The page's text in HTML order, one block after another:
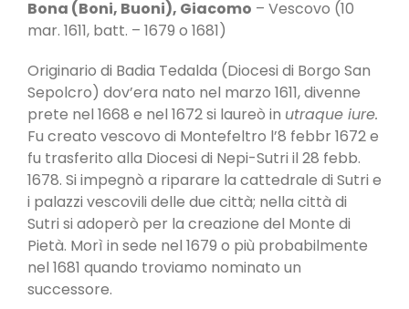
Bona (Boni, Buoni), Giacomo – Vescovo (10
mar. 1611, batt. – 1679 o 1681)
Originario di Badia Tedalda (Diocesi di Borgo San
Sepolcro) dov’era nato nel marzo 1611, divenne
prete nel 1668 e nel 1672 si laureò in utraque iure.
Fu creato vescovo di Montefeltro l’8 febbr 1672 e
fu trasferito alla Diocesi di Nepi-Sutri il 28 febb.
1678. Si impegnò a riparare la cattedrale di Sutri e
i palazzi vescovili delle due città; nella città di
Sutri si adoperò per la creazione del Monte di
Pietà. Morì in sede nel 1679 o più probabilmente
nel 1681 quando troviamo nominato un
successore.